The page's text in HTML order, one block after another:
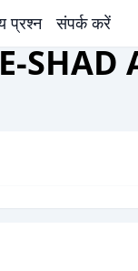
प्रश्न संपर्क करें
SHAD